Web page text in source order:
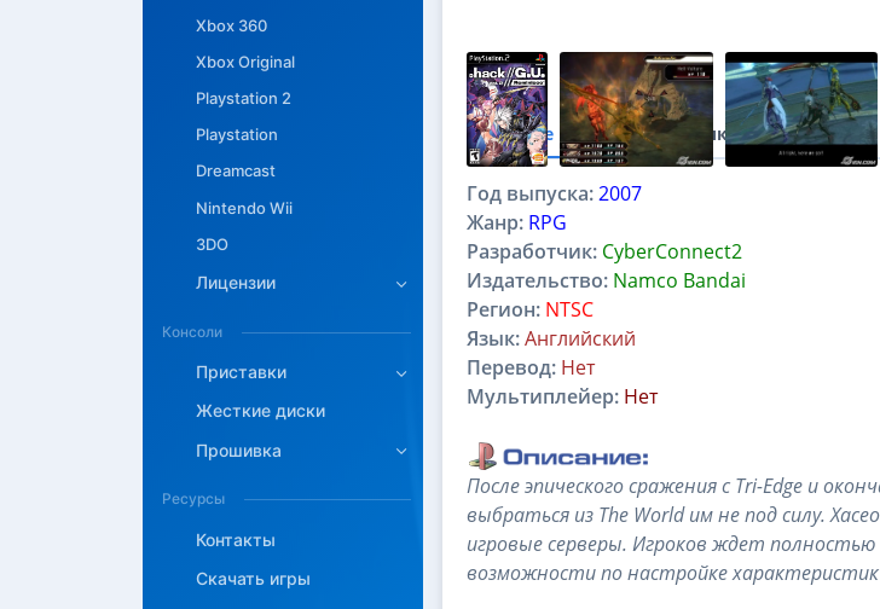
Xbox 360
Xbox Original
Playstation 2
Playstation
Dreamcast
Nintendo Wii
3DO
Лицензии
Консоли
Приставки
Жесткие диски
Прошивка
Ресурсы
Контакты
Скачать игры
Описание Характеристики Отзывы
Год выпуска:2007
Жанр: RPG
Разработчик: CyberConnect2
Издательство: Namco Bandai
Регион: NTSC
Язык:Английский
Перевод: Нет
Мультиплейер: Нет
После эпического сражения с Tri-Edge и
выбраться из The World им не под силу.
игровые серверы. Игроков ждет
возможности по настройке